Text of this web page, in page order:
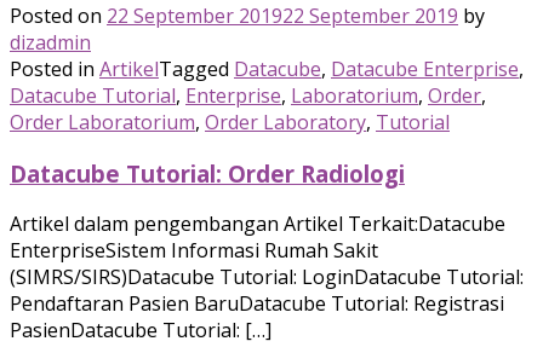
Posted on 22 September 201922 September 2019 by
dizadmin
Posted in ArtikelTagged Datacube, Datacube Enterprise,
Datacube Tutorial, Enterprise, Laboratorium, Order,
Order Laboratorium, Order Laboratory, Tutorial
Datacube Tutorial: Order Radiologi
Artikel dalam pengembangan Artikel Terkait:Datacube
EnterpriseSistem Informasi Rumah Sakit
(SIMRS/SIRS)Datacube Tutorial: LoginDatacube Tutorial:
Pendaftaran Pasien BaruDatacube Tutorial: Registrasi
PasienDatacube Tutorial: […]